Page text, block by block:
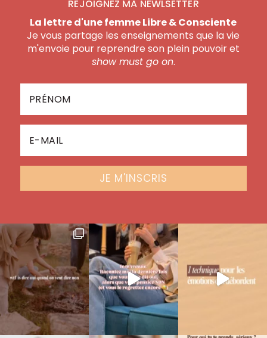
REJOIGNEZ MA NEWLSETTER
La lettre d'une femme Libre & Consciente
Je vous partage les enseignements que la vie
m'envoie pour reprendre son plein pouvoir et
show must go on.
JE M'INSCRIS